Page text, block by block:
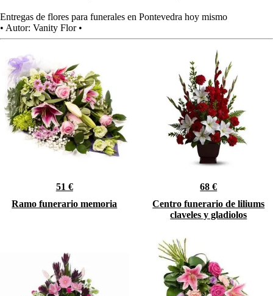
Entregas de flores para funerales en Pontevedra hoy mismo
• Autor: Vanity Flor •
51 €
Ramo funerario memoria
68 €
Centro funerario de liliums
claveles y gladiolos